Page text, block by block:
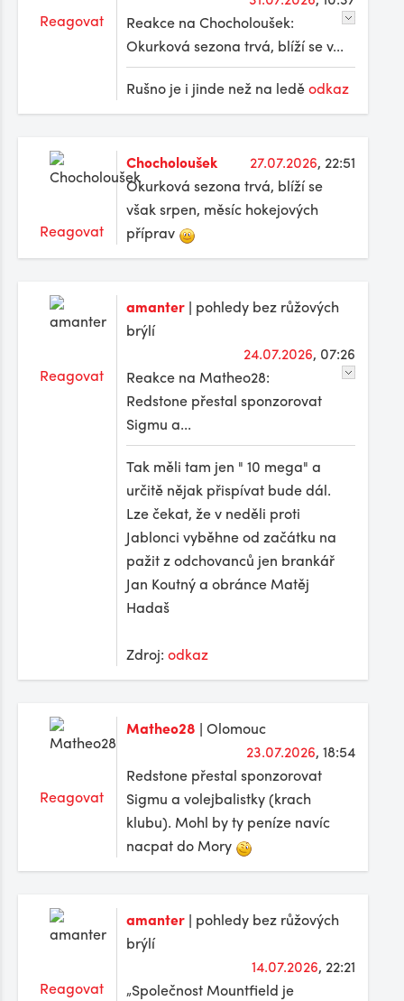
Reagovat
Reakce na Chocholoušek:
Okurková sezona trvá, blíží se v...
Rušno je i jinde než na leděodkaz
Reagovat
Chocholoušek 27.07.2026, 22:51
Okurková sezona trvá, blíží se
však srpen, měsíc hokejových
příprav
Reagovat
amanter | pohledy bez růžových
brýlí
24.07.2026, 07:26
Reakce na Matheo28:
Redstone přestal sponzorovat
Sigmu a...
Tak měli tam jen " 10 mega" a
určitě nějak přispívat bude dál.
Lze čekat, že v neděli proti
Jablonci vyběhne od začátku na
pažit z odchovanců jen brankář
Jan Koutný a obránce Matěj
Hadaš
Zdroj: odkaz
Reagovat
Matheo28 | Olomouc
23.07.2026, 18:54
Redstone přestal sponzorovat
Sigmu a volejbalistky (krach
klubu). Mohl by ty peníze navíc
nacpat do Mory
Reagovat
amanter | pohledy bez růžových
brýlí
14.07.2026, 22:21
„Společnost Mountfield je